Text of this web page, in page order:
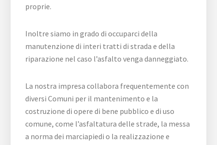
proprie.
Inoltre siamo in grado di occuparci della
manutenzione di interi tratti di strada e della
riparazione nel caso l’asfalto venga danneggiato.
La nostra impresa collabora frequentemente con
diversi Comuni per il mantenimento e la
costruzione di opere di bene pubblico e di uso
comune, come l’asfaltatura delle strade, la messa
a norma dei marciapiedi o la realizzazione e